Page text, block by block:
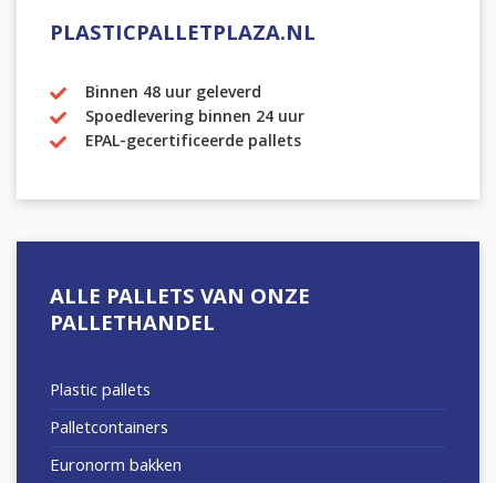
PLASTICPALLETPLAZA.NL
Binnen 48 uur geleverd
Spoedlevering binnen 24 uur
EPAL-gecertificeerde pallets
ALLE PALLETS VAN ONZE
PALLETHANDEL
Plastic pallets
Palletcontainers
Euronorm bakken